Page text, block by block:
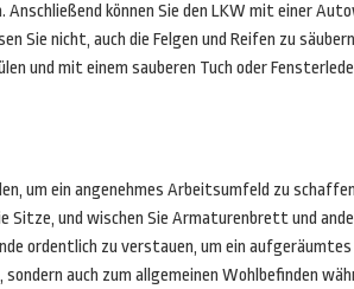
Anschließend können Sie den LKW mit einer
Sie nicht, auch die Felgen und Reifen zu
und mit einem sauberen Tuch oder
um ein angenehmes Arbeitsumfeld zu
Sitze, und wischen Sie Armaturenbrett und
ordentlich zu verstauen, um ein aufgeräumtes
auch zum allgemeinen Wohlbefinden